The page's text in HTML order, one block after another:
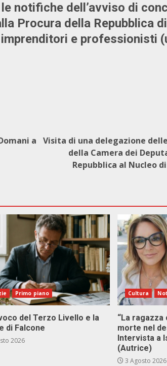
notifiche dell’avviso di
Procura della Repubblica
e professionisti
a
Visita di una delegazione
della Camera dei
Repubblica al Nucleo
Primo piano
del Terzo Livello e la
di Falcone
2026
Cultura
“La
morte nel
Intervista a
(Autrice)
3 Agosto 2026